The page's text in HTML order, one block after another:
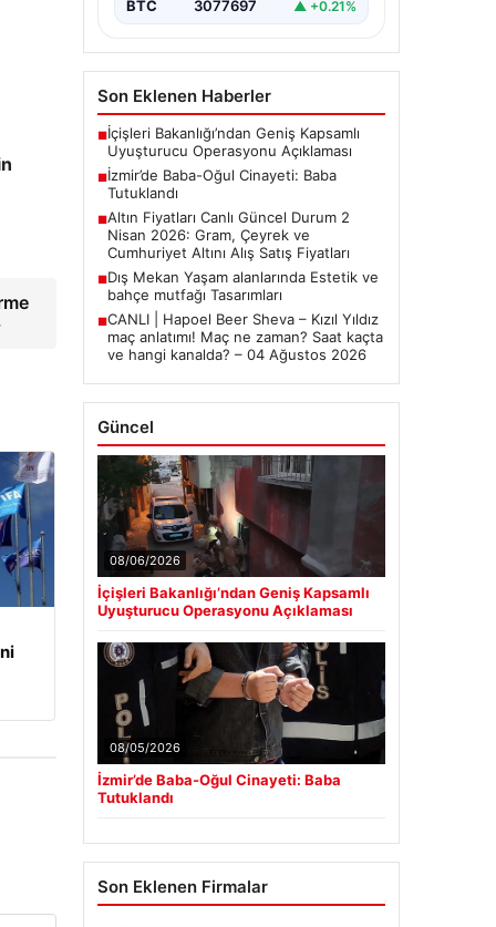
BTC 3077697 ▲ +0.21%
Son Eklenen Haberler
■İçişleri Bakanlığı’ndan Geniş Kapsamlı
Uyuşturucu Operasyonu Açıklaması
■İzmir’de Baba-Oğul Cinayeti: Baba
Tutuklandı
■Altın Fiyatları Canlı Güncel Durum 2
Nisan 2026: Gram, Çeyrek ve
Cumhuriyet Altını Alış Satış Fiyatları
■Dış Mekan Yaşam alanlarında Estetik ve
bahçe mutfağı Tasarımları
■CANLI | Hapoel Beer Sheva – Kızıl Yıldız
maç anlatımı! Maç ne zaman? Saat kaçta
ve hangi kanalda? – 04 Ağustos 2026
Güncel
08/06/2026
İçişleri Bakanlığı’ndan Geniş Kapsamlı
Uyuşturucu Operasyonu Açıklaması
08/05/2026
İzmir’de Baba-Oğul Cinayeti: Baba
Tutuklandı
Son Eklenen Firmalar